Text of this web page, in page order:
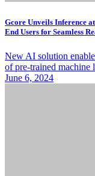
Gcore Unveils Inference
End Users for Seamless
New AI solution
of pre-trained machine
June 6, 2024